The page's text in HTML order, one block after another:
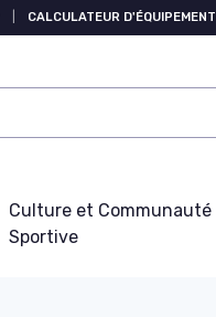
CALCULATEUR D'ÉQUIPEMENT
Culture et Communauté
Sportive